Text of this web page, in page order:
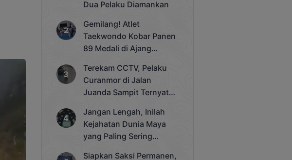
Dua Pelaku Diamankan
Gemilang! Atlet
Taekwondo Kobar Panen
89 Medali di Ajang
Cup 2025
Terekam CCTV, Pelaku
Curanmor di Jalan
Juanda Sampit Ternyata
Jangan Lengah, Inilah
Kejahatan Dunia Maya
yang Paling Sering
Siapkan Saksi Permanen,